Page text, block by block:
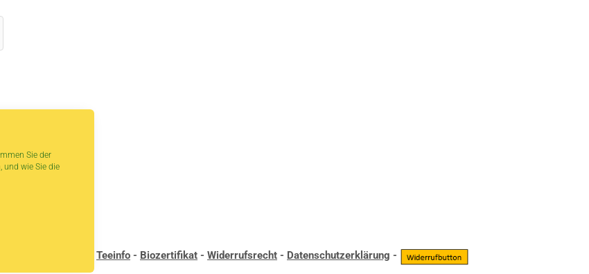
Sie der
und wie Sie die
Teeinfo - Biozertifikat - Widerrufsrecht - Datenschutzerklärung -